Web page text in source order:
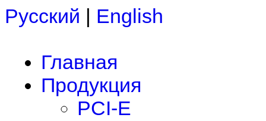
Русский | English
Главная
Продукция
PCI-E